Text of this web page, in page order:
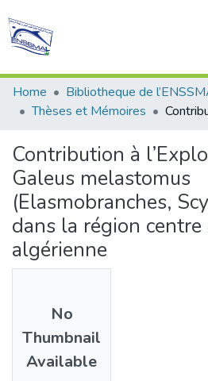
Communities &
Statistics
All of
Home
Bibliotheque de
Thèses et Mémoires
Contribution à
Galeus melastomus
(Elasmobranches,
dans la région centre
algérienne
No
Thumbnail
Available